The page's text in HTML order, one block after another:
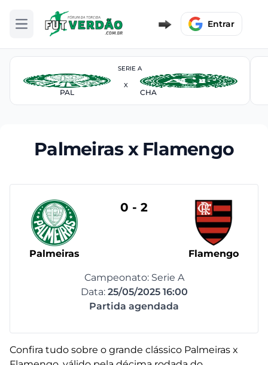
Abrir menu Entrar
SERIE A
PAL
X
CHA
Palmeiras x Flamengo
Palmeiras
0 - 2
Flamengo
Campeonato: Serie A
Data: 25/05/2025 16:00
Partida agendada
Confira tudo sobre o grande clássico Palmeiras x